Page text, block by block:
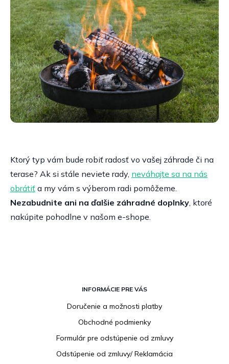
Ktorý typ vám bude robiť radosť vo vašej záhrade či na
terase? Ak si stále neviete rady, neváhajte sa na nás
obrátiť a my vám s výberom radi pomôžeme.
Nezabudnite ani na ďalšie záhradné doplnky , ktoré
nakúpite pohodlne v našom e-shope.
INFORMÁCIE PRE VÁS
Doručenie a možnosti platby
Obchodné podmienky
Formulár pre odstúpenie od zmluvy
Odstúpenie od zmluvy/ Reklamácia